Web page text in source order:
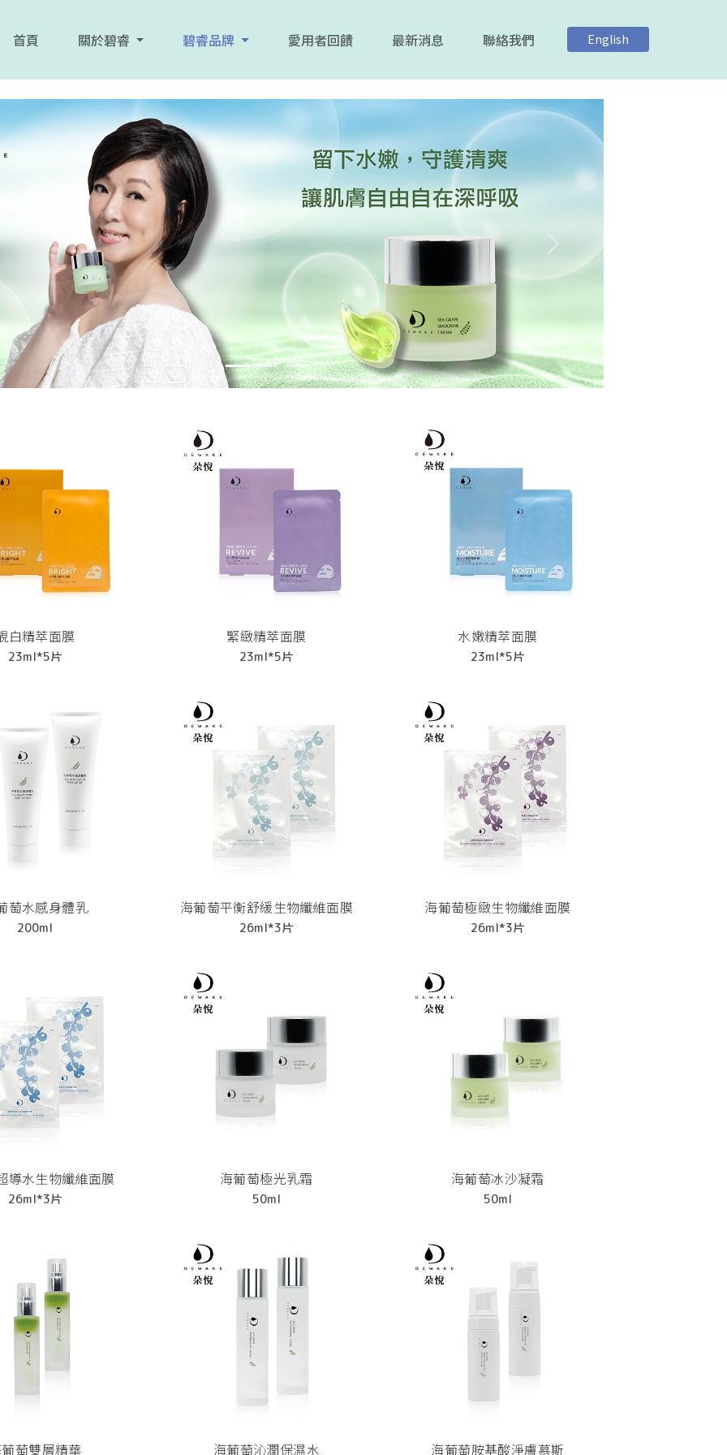
首頁 關於碧睿 碧睿品牌 愛用者回饋 最新消息 聯絡我們 English
下一張
白精萃面膜
23ml*5片
緊緻精萃面膜
23ml*5片
水嫩精萃面膜
23ml*5片
萄水感身體乳
200ml
海葡萄平衡舒緩生物纖維面膜
26ml*3片
海葡萄極緻生物纖維面膜
26ml*3片
導水生物纖維面膜
26ml*3片
海葡萄極光乳霜
50ml
海葡萄冰沙凝霜
50ml
萄雙層精華 海葡萄沁潤保濕水 海葡萄胺基酸淨膚慕斯